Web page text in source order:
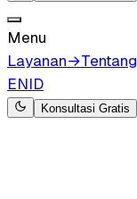
Menu
Layanan→Tentang
ENID
Konsultasi Gratis